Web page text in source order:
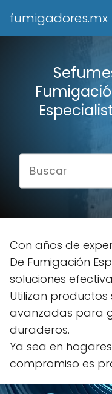
fumigadores.mx
Con años de
De Fumigación
soluciones
Utilizan
avanzadas para
duraderos.
Ya sea en
compromiso es